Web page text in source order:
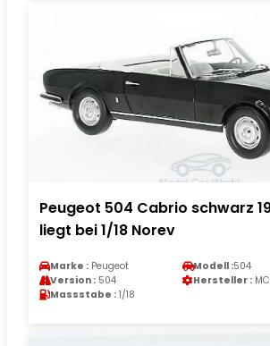
Peugeot 504 Cabrio schwarz
liegt bei 1/18 Norev
Marke : Peugeot Modell :504
Version : 504 Hersteller :
Massstabe : 1/18